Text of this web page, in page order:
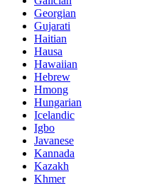
Georgian
Gujarati
Haitian
Hausa
Hawaiian
Hebrew
Hmong
Hungarian
Icelandic
Igbo
Javanese
Kannada
Kazakh
Khmer